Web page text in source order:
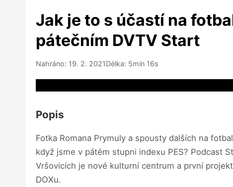
Jak je to s účastí na
pátečním DVTV Start
Nahráno: 19. 2. 2021Délka: 5min 16s
Popis
Fotka Romana Prymuly a spousty dalších na
když jsme v pátém stupni indexu PES? Podcast
Vršovicích je nové kulturní centrum a první
DOXu.